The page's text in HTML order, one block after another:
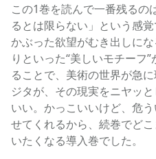
この1巻を読んで一番残るの
るとは限らない」という感
かぶった欲望がむき出しに
りといった“美しいモチーフ
ることで、美術の世界が急
ジタが、その現実をニヤッ
いい。かっこいいけど、危
せてくれるから、続巻でど
いたくなる導入巻でした。